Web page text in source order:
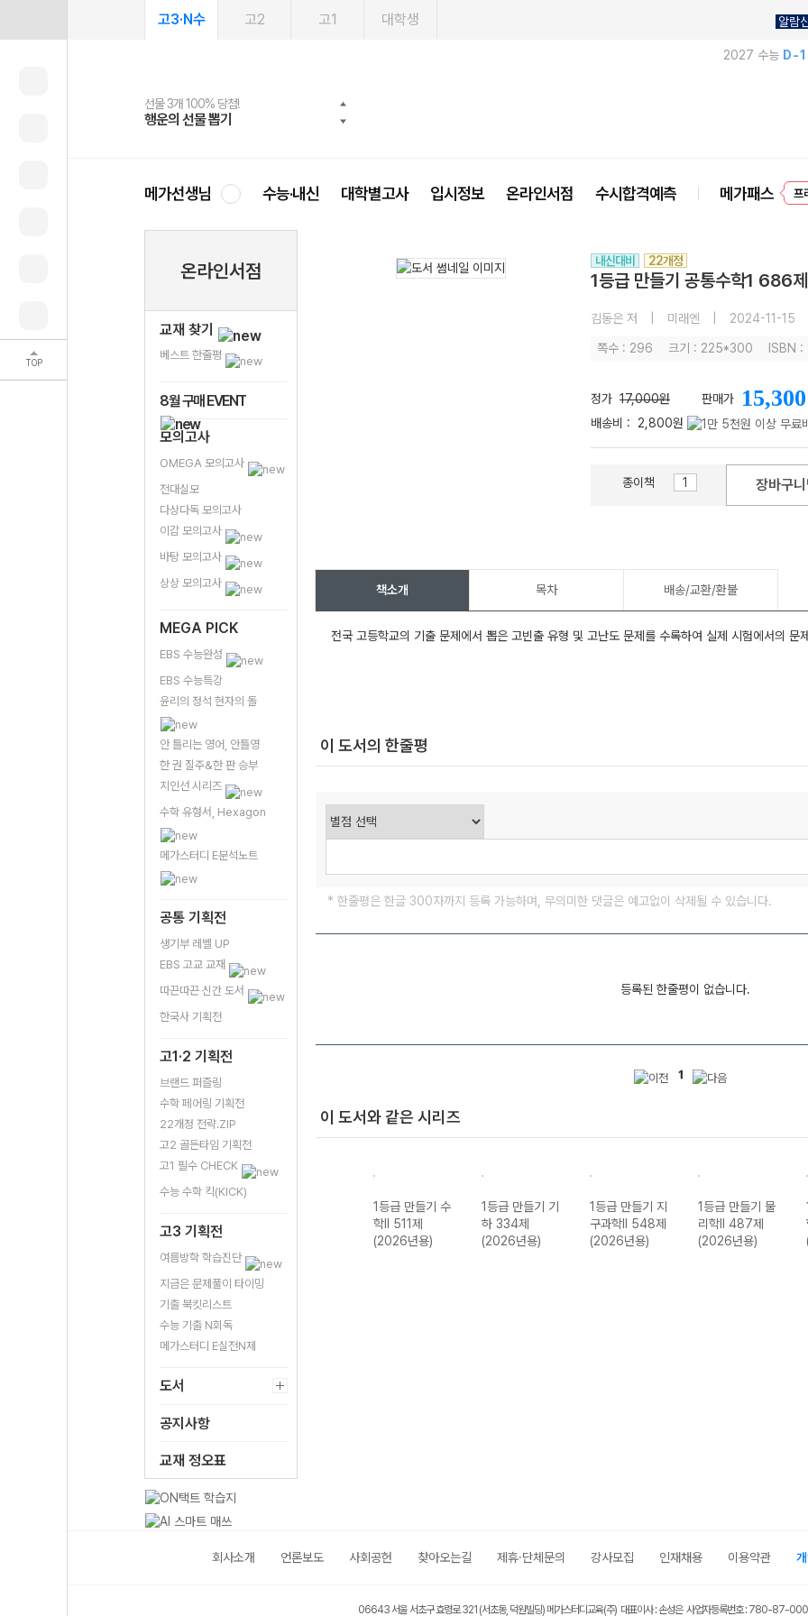
TOP
고3·N수 고2 고1 대학생 알람
2027 수능 D-
선물 3개 100% 당첨!
행운의 선물 뽑기
선물 100% 증정!
메가스터디 X 올리브
여름방학 스터디 캐시백
메가런 썸머스쿨
2027 러셀 단과
강사 공개선발
스마트러닝앱
설문 EVENT
메가패스
3일 무료 체험권
메가패스 수강생 무료혜택!
메가클럽 멤버십
사회공헌 캠페인
희망이룸 메가나눔
메가선생님 수능·내신 대학별고사 입시정보 온라인서점 수시합격예측 메가패스
온라인서점
교재 찾기
베스트 한줄평
8월 구매 EVENT
모의고사
OMEGA 모의고사
전대실모
다상다독 모의고사
이감 모의고사
바탕 모의고사
상상 모의고사
MEGA PICK
EBS 수능완성
EBS 수능특강
윤리의 정석 현자의 돌
안 틀리는 영어, 안틀영
한 권 질주&한 판 승부
지인선 시리즈
수학 유형서, Hexagon
메가스터디 E분석노트
공통 기획전
생기부 레벨 UP
EBS 고교 교재
따끈따끈 신간 도서
한국사 기획전
고1·2 기획전
브랜드 퍼즐링
수학 페어링 기획전
22개정 전략.ZIP
고2 골든타임 기획전
고1 필수 CHECK
수능 수학 킥(KICK)
고3 기획전
여름방학 학습진단
지금은 문제풀이 타이밍
기출 북킷리스트
수능 기출 N회독
메가스터디 E실전N제
도서
공지사항
교재 정오표
내신대비 22개정
1등급 만들기 공통수학1 686
김동은 저 미래엔 2024-11-15
쪽수 : 296 크기 : 225*300 ISBN
정가 17,000원 판매가 15,300
배송비 : 2,800원
종이책 장바구니
책소개 목차 배송/교환/환불
전국 고등학교의 기출 문제에서 뽑은 고빈출 유형 및 고난도 문제를 수록하여 실제 시험에서의 문
이 도서의 한줄평
* 한줄평은 한글 300자까지 등록 가능하며, 무의미한 댓글은 예고없이 삭제될 수 있습니다.
등록된 한줄평이 없습니다.
1
이 도서와 같은 시리즈
합사회2 700
제-22개정
(2026년용)
1등급 만들기 수
학II 511제
(2026년용)
1등급 만들기 기
하 334제
(2026년용)
1등급 만들기 지
구과학II 548제
(2026년용)
1등급 만들기 물
리학II 487제
(2026년용)
회사소개 언론보도 사회공헌 찾아오는길 제휴·단체문의 강사모집 인재채용 이용약관
06643 서울 서초구 효령로 321 (서초동, 덕원빌딩) 메가스터디교육(주) 대표이사 : 손성은 사업자등록번호 : 780-87-